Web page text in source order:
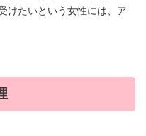
けたいという女性には、ア